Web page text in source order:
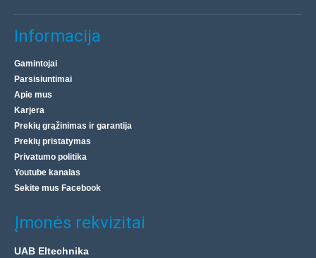
Informacija
Gamintojai
Parsisiuntimai
Apie mus
Karjera
Prekių grąžinimas ir garantija
Prekių pristatymas
Privatumo politika
Youtube kanalas
Sekite mus Facebook
Įmonės rekvizitai
UAB Eltechnika